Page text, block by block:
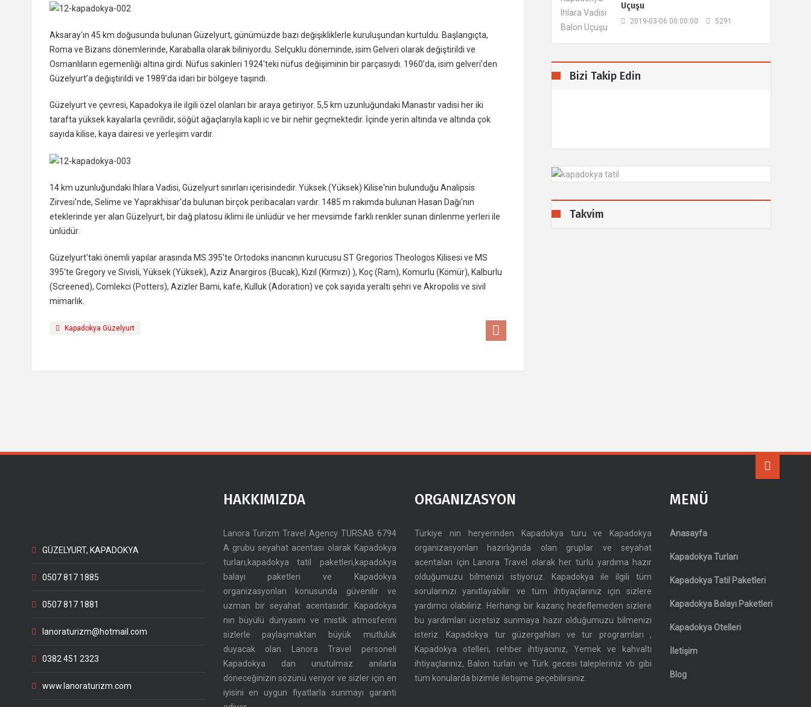
Aksaray'ın 45 km doğusunda bulunan Güzelyurt, günümüzde bazı değişikliklerle kuruluşundan kurtuldu. Başlangıçta,
Roma ve Bizans dönemlerinde, Karaballa olarak biliniyordu. Selçuklu döneminde, isim Gelveri olarak değiştirildi ve
Osmanlıların egemenliği altına girdi. Nüfus sakinleri 1924'teki nüfus değişiminin bir parçasıydı. 1960’da, isim gelveri’den
Güzelyurt’a değiştirildi ve 1989’da idari bir bölgeye taşındı.
Güzelyurt ve çevresi, Kapadokya ile ilgili özel olanları bir araya getiriyor. 5,5 km uzunluğundaki Manastır vadisi her iki
tarafta yüksek kayalarla çevrilidir, söğüt ağaçlarıyla kaplı ic ve bir nehir geçmektedir. İçinde yerin altında ve altında çok
sayıda kilise, kaya dairesi ve yerleşim vardır.
14 km uzunluğundaki Ihlara Vadisi, Güzelyurt sınırları içerisindedir. Yüksek (Yüksek) Kilise'nin bulunduğu Analipsis
Zirvesi'nde, Selime ve Yaprakhisar'da bulunan birçok peribacaları vardır. 1485 m rakımda bulunan Hasan Dağı'nın
eteklerinde yer alan Güzelyurt, bir dağ platosu iklimi ile ünlüdür ve her mevsimde farklı renkler sunan dinlenme yerleri ile
ünlüdür.
Güzelyurt'taki önemli yapılar arasında MS 395'te Ortodoks inancının kurucusu ST Gregorios Theologos Kilisesi ve MS
395'te Gregory ve Sivisli, Yüksek (Yüksek), Aziz Anargiros (Bucak), Kızıl (Kırmızı) ), Koç (Ram), Komurlu (Kömür), Kalburlu
(Screened), Comlekci (Potters), Azizler Bami, kafe, Kulluk (Adoration) ve çok sayıda yeraltı şehri ve Akropolis ve sivil
mimarlık.
Kapadokya Güzelyurt
Uçuşu
2019-03-06 00:00:00 5291
Bizi Takip Edin
Takvim
GÜZELYURT, KAPADOKYA
0507 817 1885
0507 817 1881
lanoraturizm@hotmail.com
0382 451 2323
www.lanoraturizm.com
HAKKIMIZDA
Lanora Turizm Travel Agency TURSAB 6794
A grubu seyahat acentası olarak Kapadokya
turları,kapadokya tatil paketleri,kapadokya
balayı paketleri ve Kapadokya
organizasyonları konusunda güvenilir ve
uzman bir seyahat acentasıdır. Kapadokya
nın büyülü dünyasını ve mistik atmosferini
sizlerle paylaşmaktan büyük mutluluk
duyacak olan Lanora Travel personeli
Kapadokya dan unutulmaz anılarla
döneceğinizin sözünü veriyor ve sizler için en
iyisini en uygun fiyatlarla sunmayı garanti
ORGANIZASYON
Türkiye nin heryerinden Kapadokya turu ve Kapadokya
organizasyonları hazırlığında olan gruplar ve seyahat
acentaları için Lanora Travel olarak her türlü yardıma hazır
olduğumuzu bilmenizi istiyoruz. Kapadokya ile ilgili tüm
sorularınızı yanıtlayabilir ve tüm ihtiyaçlarınız için sizlere
yardımcı olabiliriz. Herhangi bir kazanç hedeflemeden sizlere
bu yardımları ücretsiz sunmaya hazır olduğumuzu bilmenizi
isteriz. Kapadokya tur güzergahları ve tur programları ,
Kapadokya otelleri, rehber ihtiyacınız, Yemek ve kahvaltı
ihtiyaçlarınız, Balon turları ve Türk gecesi talepleriniz vb gibi
tüm konularda bizimle iletişime geçebilirsiniz.
MENÜ
Anasayfa
Kapadokya Turları
Kapadokya Tatil Paketleri
Kapadokya Balayı Paketleri
Kapadokya Otelleri
İletişim
Blog